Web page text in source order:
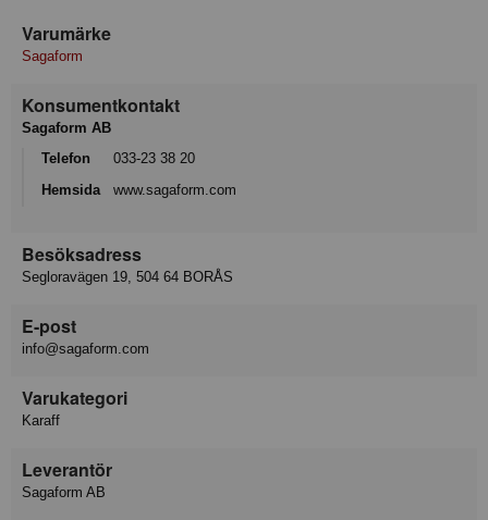
Varumärke
Sagaform
Konsumentkontakt
Sagaform AB
Telefon
033-23 38 20
Hemsida
www.sagaform.com
Besöksadress
Segloravägen 19, 504 64 BORÅS
E-post
info@sagaform.com
Varukategori
Karaff
Leverantör
Sagaform AB